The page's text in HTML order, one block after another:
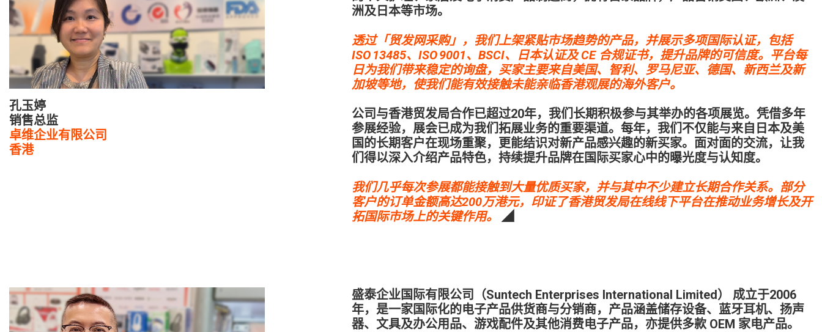
孔玉婷
销售总监
卓维企业有限公司
香港
洲及日本等市场。
透过「贸发网采购」，我们上架紧贴市场趋势的产品，并展示多项国际认证，包括
ISO 13485、ISO 9001、BSCI、日本认证及 CE 合规证书，提升品牌的可信度。平台每
日为我们带来稳定的询盘，买家主要来自美国、智利、罗马尼亚、德国、新西兰及新
加坡等地，使我们能有效接触未能亲临香港观展的海外客户。
公司与香港贸发局合作已超过20年，我们长期积极参与其举办的各项展览。凭借多年
参展经验，展会已成为我们拓展业务的重要渠道。每年，我们不仅能与来自日本及美
国的长期客户在现场重聚，更能结识对新产品感兴趣的新买家。面对面的交流，让我
们得以深入介绍产品特色，持续提升品牌在国际买家心中的曝光度与认知度。
我们几乎每次参展都能接触到大量优质买家，并与其中不少建立长期合作关系。部分
客户的订单金额高达200万港元，印证了香港贸发局在线线下平台在推动业务增长及开
拓国际市场上的关键作用。
◢
盛泰企业国际有限公司（Suntech Enterprises International Limited） 成立于2006
年，是一家国际化的电子产品供货商与分销商，产品涵盖储存设备、蓝牙耳机、扬声
器、文具及办公用品、游戏配件及其他消费电子产品，亦提供多款 OEM 家电产品。